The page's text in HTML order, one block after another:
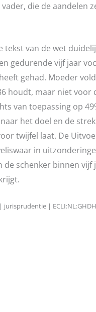
die de aandelen
van de wet
gedurende vijf jaar
gehad. Moeder
houdt, maar niet voor
van toepassing op
het doel en de
twijfel laat. De
in
de schenker binnen
|